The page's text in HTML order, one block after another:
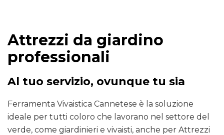
Attrezzi da giardino
professionali
Al tuo servizio, ovunque tu sia
Ferramenta Vivaistica Cannetese è la soluzione
ideale per tutti coloro che lavorano nel settore del
verde, come giardinieri e vivaisti, anche per Attrezzi